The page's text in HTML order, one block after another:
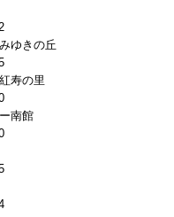
ゆきの丘
寿の里
南館